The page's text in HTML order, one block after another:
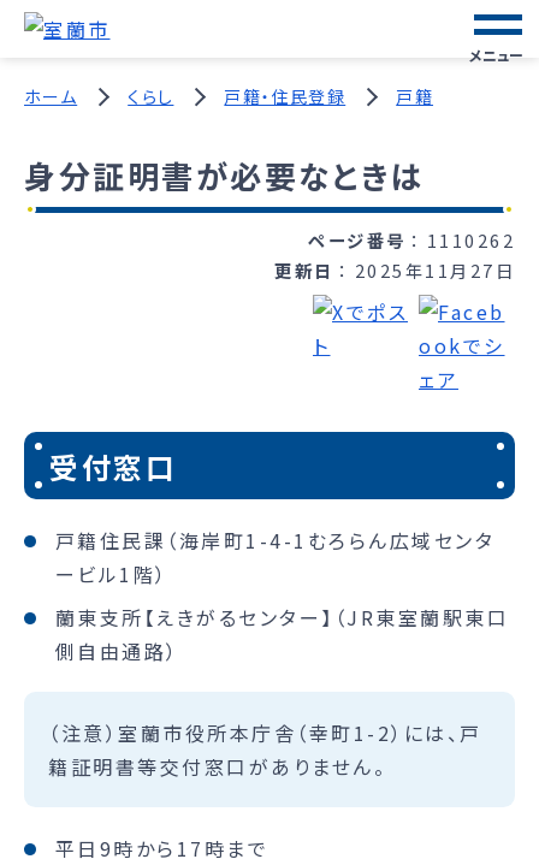
メニュー
ホーム くらし 戸籍・住民登録 戸籍
身分証明書が必要なときは
ページ番号
1110262
更新日
2025年11月27日
受付窓口
戸籍住民課（海岸町1-4-1むろらん広域センタ
ービル1階）
蘭東支所【えきがるセンター】（JR東室蘭駅東口
側自由通路）
（注意）室蘭市役所本庁舎（幸町1-2）には、戸
籍証明書等交付窓口がありません。
平日9時から17時まで